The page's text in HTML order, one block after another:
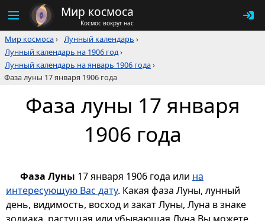
Мир космоса
Космос вокруг нас
Мир космоса› Лунный календарь ›
Лунный календарь на 1906 год›
Лунный календарь на январь 1906 года›
Фаза луны 17 января 1906 года
Фаза луны 17 января
1906 года
Фаза Луны 17 января 1906 года или на
интересующую Вас дату. Какая фаза Луны, лунный
день, видимость, восход и закат Луны, Луна в знаке